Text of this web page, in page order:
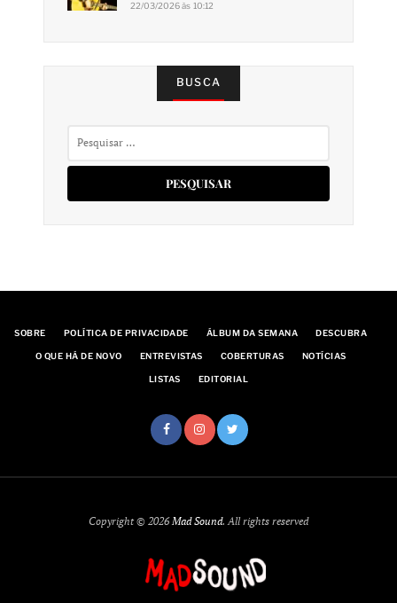
22/03/2026 às 10:12
BUSCA
SOBRE POLÍTICA DE PRIVACIDADE ÁLBUM DA SEMANA DESCUBRA
O QUE HÁ DE NOVO ENTREVISTAS COBERTURAS NOTÍCIAS
LISTAS EDITORIAL
Copyright © 2026Mad Sound. All rights reserved